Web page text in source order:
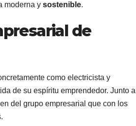
moderna y sostenible.
de
como electricista y
de su espíritu emprendedor. Junto a
del grupo empresarial que con los